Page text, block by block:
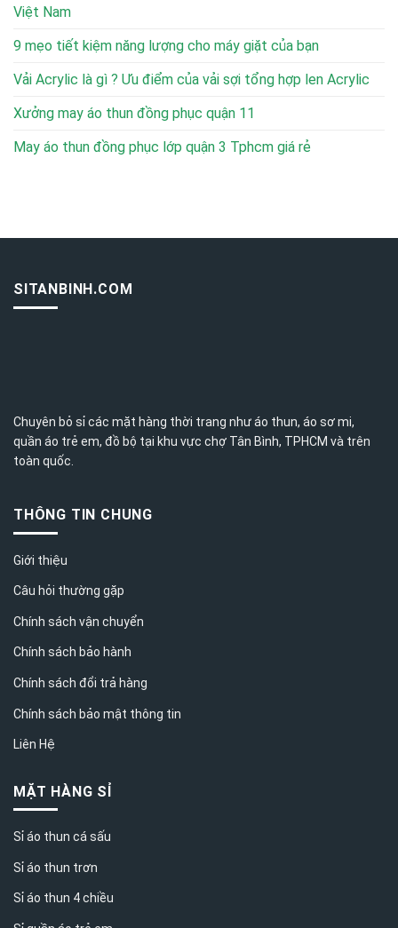
Việt Nam
9 mẹo tiết kiệm năng lượng cho máy giặt của bạn
Vải Acrylic là gì ? Ưu điểm của vải sợi tổng hợp len Acrylic
Xưởng may áo thun đồng phục quận 11
May áo thun đồng phục lớp quận 3 Tphcm giá rẻ
SITANBINH.COM
Chuyên bỏ sỉ các mặt hàng thời trang như áo thun, áo sơ mi,
quần áo trẻ em, đồ bộ tại khu vực chợ Tân Bình, TPHCM và trên
toàn quốc.
THÔNG TIN CHUNG
Giới thiệu
Câu hỏi thường gặp
Chính sách vận chuyển
Chính sách bảo hành
Chính sách đổi trả hàng
Chính sách bảo mật thông tin
Liên Hệ
MẶT HÀNG SỈ
Sỉ áo thun cá sấu
Sỉ áo thun trơn
Sỉ áo thun 4 chiều